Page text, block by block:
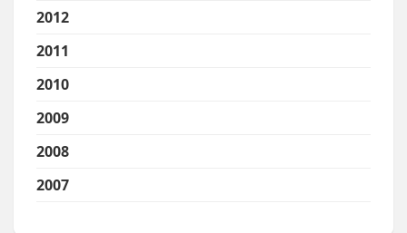
2012
2011
2010
2009
2008
2007